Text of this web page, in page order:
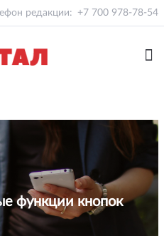
редакции: +7 700 978-78-54
функции кнопок